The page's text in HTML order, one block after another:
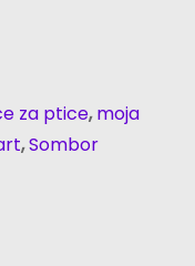
za ptice,moja
,Sombor